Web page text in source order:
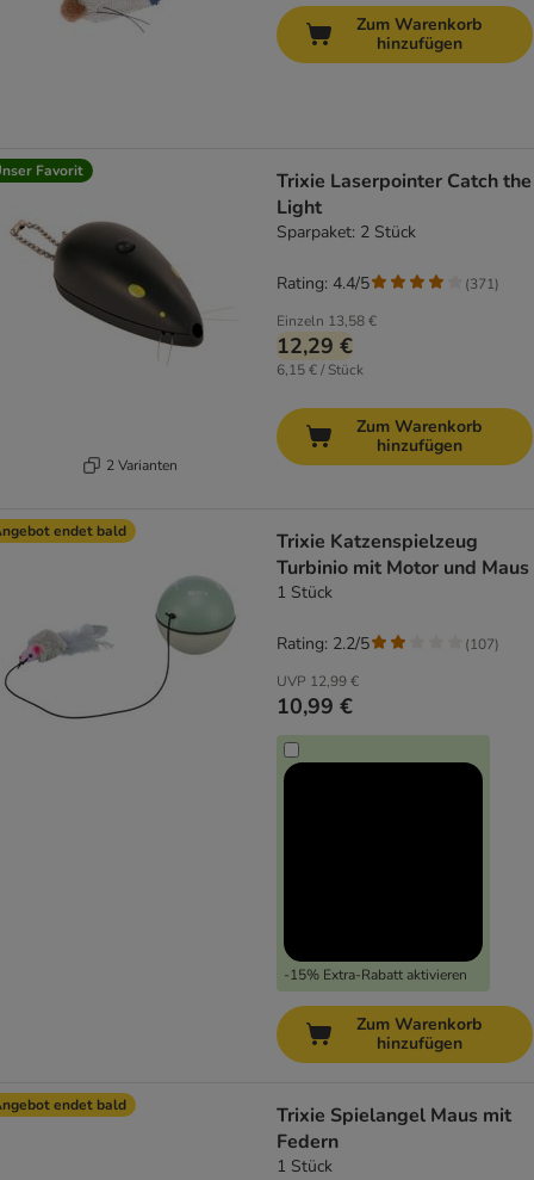
Zum Warenkorb
hinzufügen
Favorit
2 Varianten
Trixie Laserpointer Catch the
Light
Sparpaket: 2 Stück
Einzeln 13,58 €
12,29 €
6,15 € / Stück
Rating: 4.4/5 (371)
Zum Warenkorb
hinzufügen
endet bald
Trixie Katzenspielzeug
Turbinio mit Motor und Maus
1 Stück
UVP 12,99 €
10,99 €
-15% Extra-Rabatt aktivieren
Rating: 2.2/5 (107)
Zum Warenkorb
hinzufügen
endet bald
Trixie Spielangel Maus mit
Federn
1 Stück